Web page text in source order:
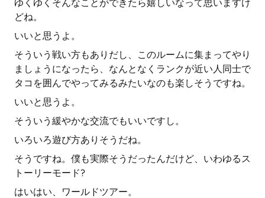
ゆくゆくそんなことができたら嬉しいなって思いますけ
どね。
いいと思うよ。
そういう戦い方もありだし、このルームに集まってやり
ましょうになったら、なんとなくランクが近い人同士で
タコを囲んでやってみるみたいなのも楽しそうですね。
いいと思うよ。
そういう緩やかな交流でもいいですし。
いろいろ遊び方ありそうだね。
そうですね。僕も実際そうだったんだけど、いわゆるス
トーリーモード?
はいはい、ワールドツアー。